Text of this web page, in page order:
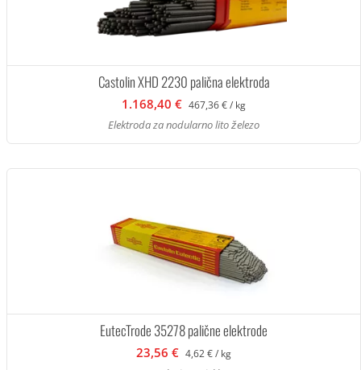
Castolin XHD 2230 palična elektroda
1.168,40 € 467,36 € / kg
Elektroda za nodularno lito železo
EutecTrode 35278 palične elektrode
23,56 € 4,62 € / kg